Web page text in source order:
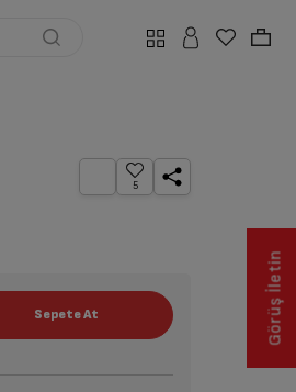
5
Görüş İletin